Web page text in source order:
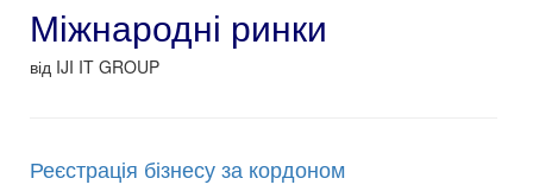
Міжнародні ринки
від IJI IT GROUP
Реєстрація бізнесу за кордоном